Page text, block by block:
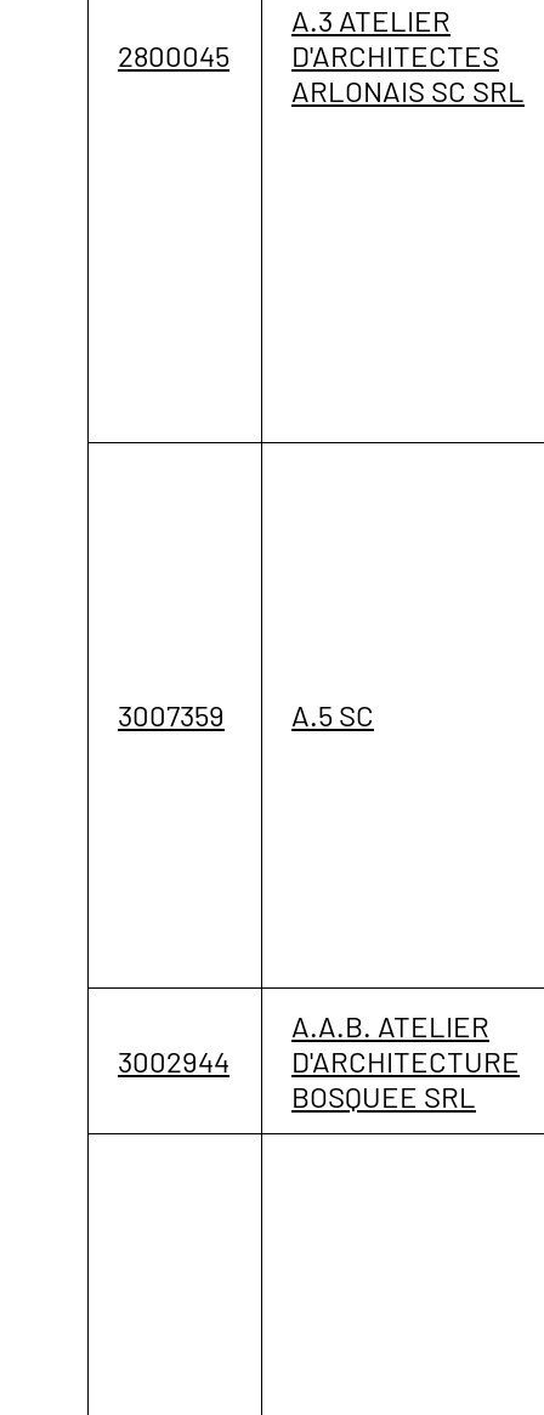
2800045
A.3 ATELIER
D'ARCHITECTES
ARLONAIS SC SRL
3007359 A.5 SC
3002944
A.A.B. ATELIER
D'ARCHITECTURE
BOSQUEE SRL